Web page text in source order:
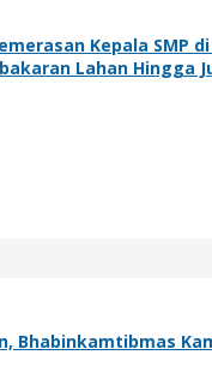
Kepala SMP
Lahan Hingga
Bhabinkamtibmas